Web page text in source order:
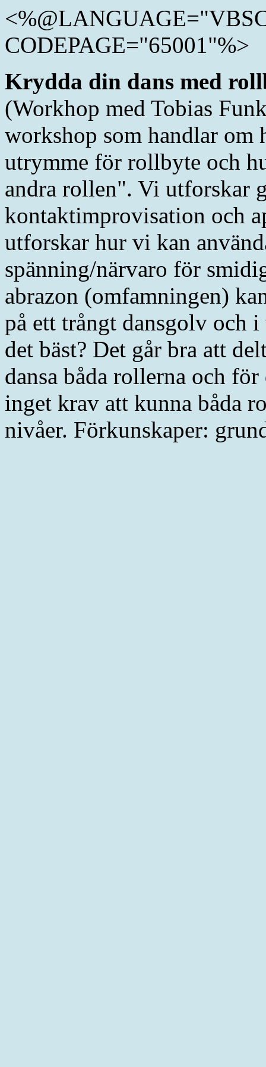
CODEPAGE="65001"%>
Krydda din dans med
(Workhop med Tobias
workshop som handlar om
utrymme för rollbyte och
andra rollen". Vi utforskar
kontaktimprovisation och
utforskar hur vi kan
spänning/närvaro för
abrazon (omfamningen)
på ett trångt dansgolv och
det bäst? Det går bra att
dansa båda rollerna och
inget krav att kunna båda
nivåer. Förkunskaper: